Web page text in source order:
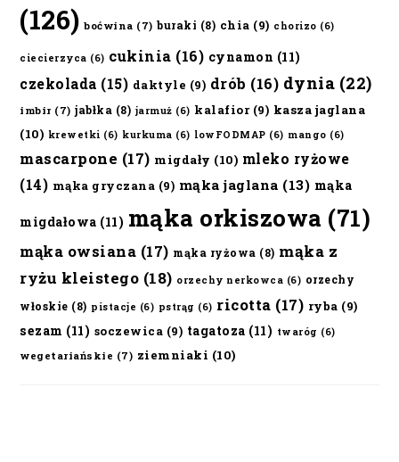
(126) boćwina (7) buraki (8) chia (9) chorizo (6)
ciecierzyca (6) cukinia (16) cynamon (11)
czekolada (15) daktyle (9) drób (16) dynia (22)
imbir (7) jabłka (8) jarmuż (6) kalafior(9) kasza jaglana
(10) krewetki (6) kurkuma (6) lowFODMAP (6) mango (6)
mascarpone (17) migdały (10) mleko ryżowe
(14) mąka gryczana (9) mąka jaglana (13) mąka
migdałowa (11) mąka orkiszowa (71)
mąka owsiana (17) mąka ryżowa (8) mąka z
ryżu kleistego (18) orzechy nerkowca (6) orzechy
włoskie (8) pistacje (6) pstrąg (6) ricotta (17) ryba (9)
sezam (11) soczewica (9) tagatoza (11) twaróg (6)
wegetariańskie (7) ziemniaki (10)